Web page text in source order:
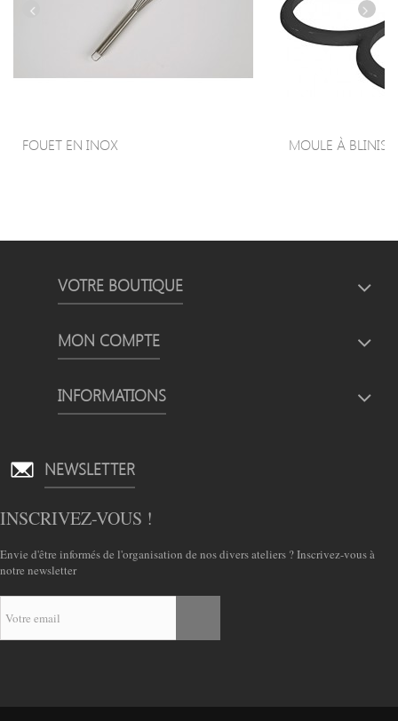
FOUET EN INOX MOULE À BLINIS
VOTRE BOUTIQUE
MON COMPTE
INFORMATIONS
NEWSLETTER
INSCRIVEZ-VOUS !
Envie d'être informés de l'organisation de nos divers ateliers ? Inscrivez-vous à
notre newsletter